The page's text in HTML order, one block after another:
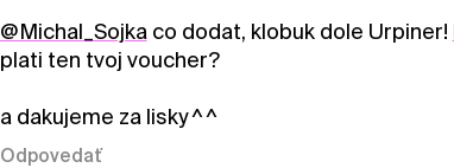
@Michal_Sojka co dodat, klobuk dole Urpiner!
plati ten tvoj voucher?
a dakujeme za lisky ^ ^
Odpovedať